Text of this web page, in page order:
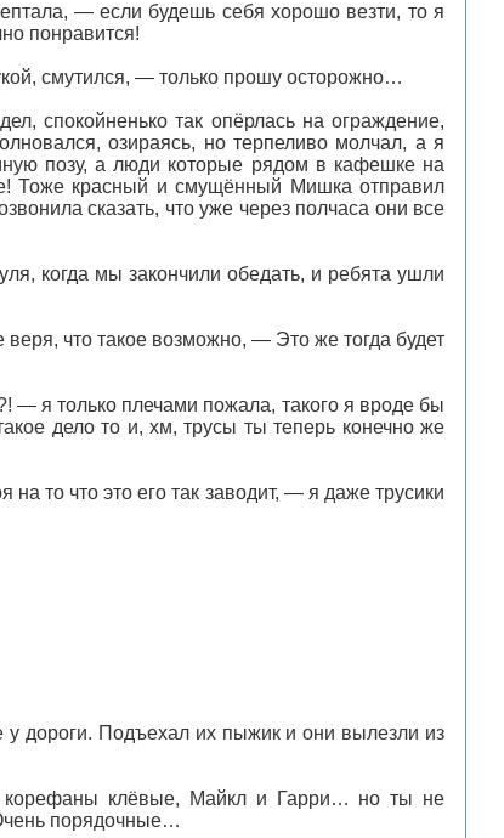
— если будешь себя хорошо везти, то я
понравится!
смутился, — только прошу осторожно…
спокойненько так опёрлась на ограждение,
озираясь, но терпеливо молчал, а я
позу, а люди которые рядом в кафешке на
Тоже красный и смущённый Мишка отправил
сказать, что уже через полчаса они все
когда мы закончили обедать, и ребята ушли
что такое возможно, — Это же тогда будет
— я только плечами пожала, такого я вроде бы
дело то и, хм, трусы ты теперь конечно же
то что это его так заводит, — я даже трусики
дороги. Подъехал их пыжик и они вылезли из
клёвые, Майкл и Гарри… но ты не
порядочные…